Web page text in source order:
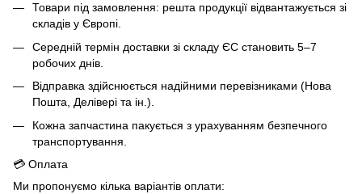
Товари під замовлення: решта продукції відвантажується зі
складів у Європі.
Середній термін доставки зі складу ЄС становить 5–7
робочих днів.
Відправка здійснюється надійними перевізниками (Нова
Пошта, Делівері та ін.).
Кожна запчастина пакується з урахуванням безпечного
транспортування.
💳 Оплата
Ми пропонуємо кілька варіантів оплати: